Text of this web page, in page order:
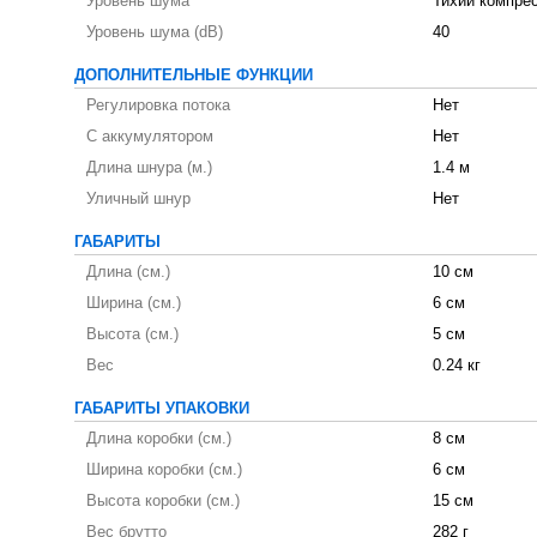
Уровень шума (dB)
40
ДОПОЛНИТЕЛЬНЫЕ ФУНКЦИИ
Регулировка потока
Нет
С аккумулятором
Нет
Длина шнура (м.)
1.4 м
Уличный шнур
Нет
ГАБАРИТЫ
Длина (см.)
10 см
Ширина (см.)
6 см
Высота (см.)
5 см
Вес
0.24 кг
ГАБАРИТЫ УПАКОВКИ
Длина коробки (см.)
8 см
Ширина коробки (см.)
6 см
Высота коробки (см.)
15 см
Вес брутто
282 г